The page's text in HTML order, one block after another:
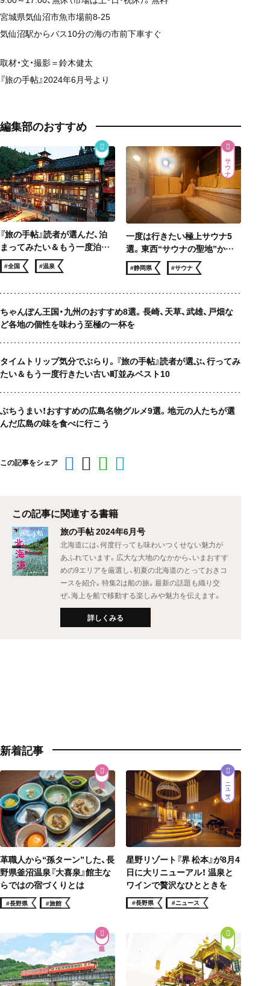
宮城県気仙沼市魚市場前8-25
気仙沼駅からバス10分の海の市前下車すぐ
取材・文・撮影＝鈴木健太
『旅の手帖』2024年6月号より
編集部のおすすめ
『旅の手帖』読者が選んだ、泊
まってみたい＆もう一度泊ま
りたい 温泉宿ベスト10
#全国 #温泉
サウナ
一度は行きたい極上サウナ5
選。東西“サウナの聖地”から
サウナー憧れのロケ地まで、冬
でも滝汗！
#静岡県 #サウナ
ちゃんぽん王国・九州のおすすめ8選。長崎、天草、武雄、戸畑な
ど各地の個性を味わう至極の一杯を
タイムトリップ気分でぶらり。『旅の手帖』読者が選ぶ、行ってみ
たい＆もう一度行きたい古い町並みベスト10
ぶちうまい！おすすめの広島名物グルメ9選。地元の人たちが選
んだ広島の味を食べに行こう
この記事をシェア
この記事に関連する書籍
旅の手帖 2024年6月号
北海道には、何度行っても味わいつくせない魅力が
あふれています。広大な大地のなかから、いまおすす
めの9エリアを厳選し、初夏の北海道のとっておきコ
ースを紹介。特集2は船の旅。最新の話題も織り交
ぜ、海上を船で移動する楽しみや魅力を伝えます。
詳しくみる
新着記事
革職人から“孫ターン”した、長
野県釜沼温泉『大喜泉』館主な
らではの宿づくりとは
#長野県 #旅館
ニュース
星野リゾート『界 松本』が8月4
日に大リニューアル！ 温泉と
ワインで贅沢なひとときを
#長野県 #ニュース
街歩き